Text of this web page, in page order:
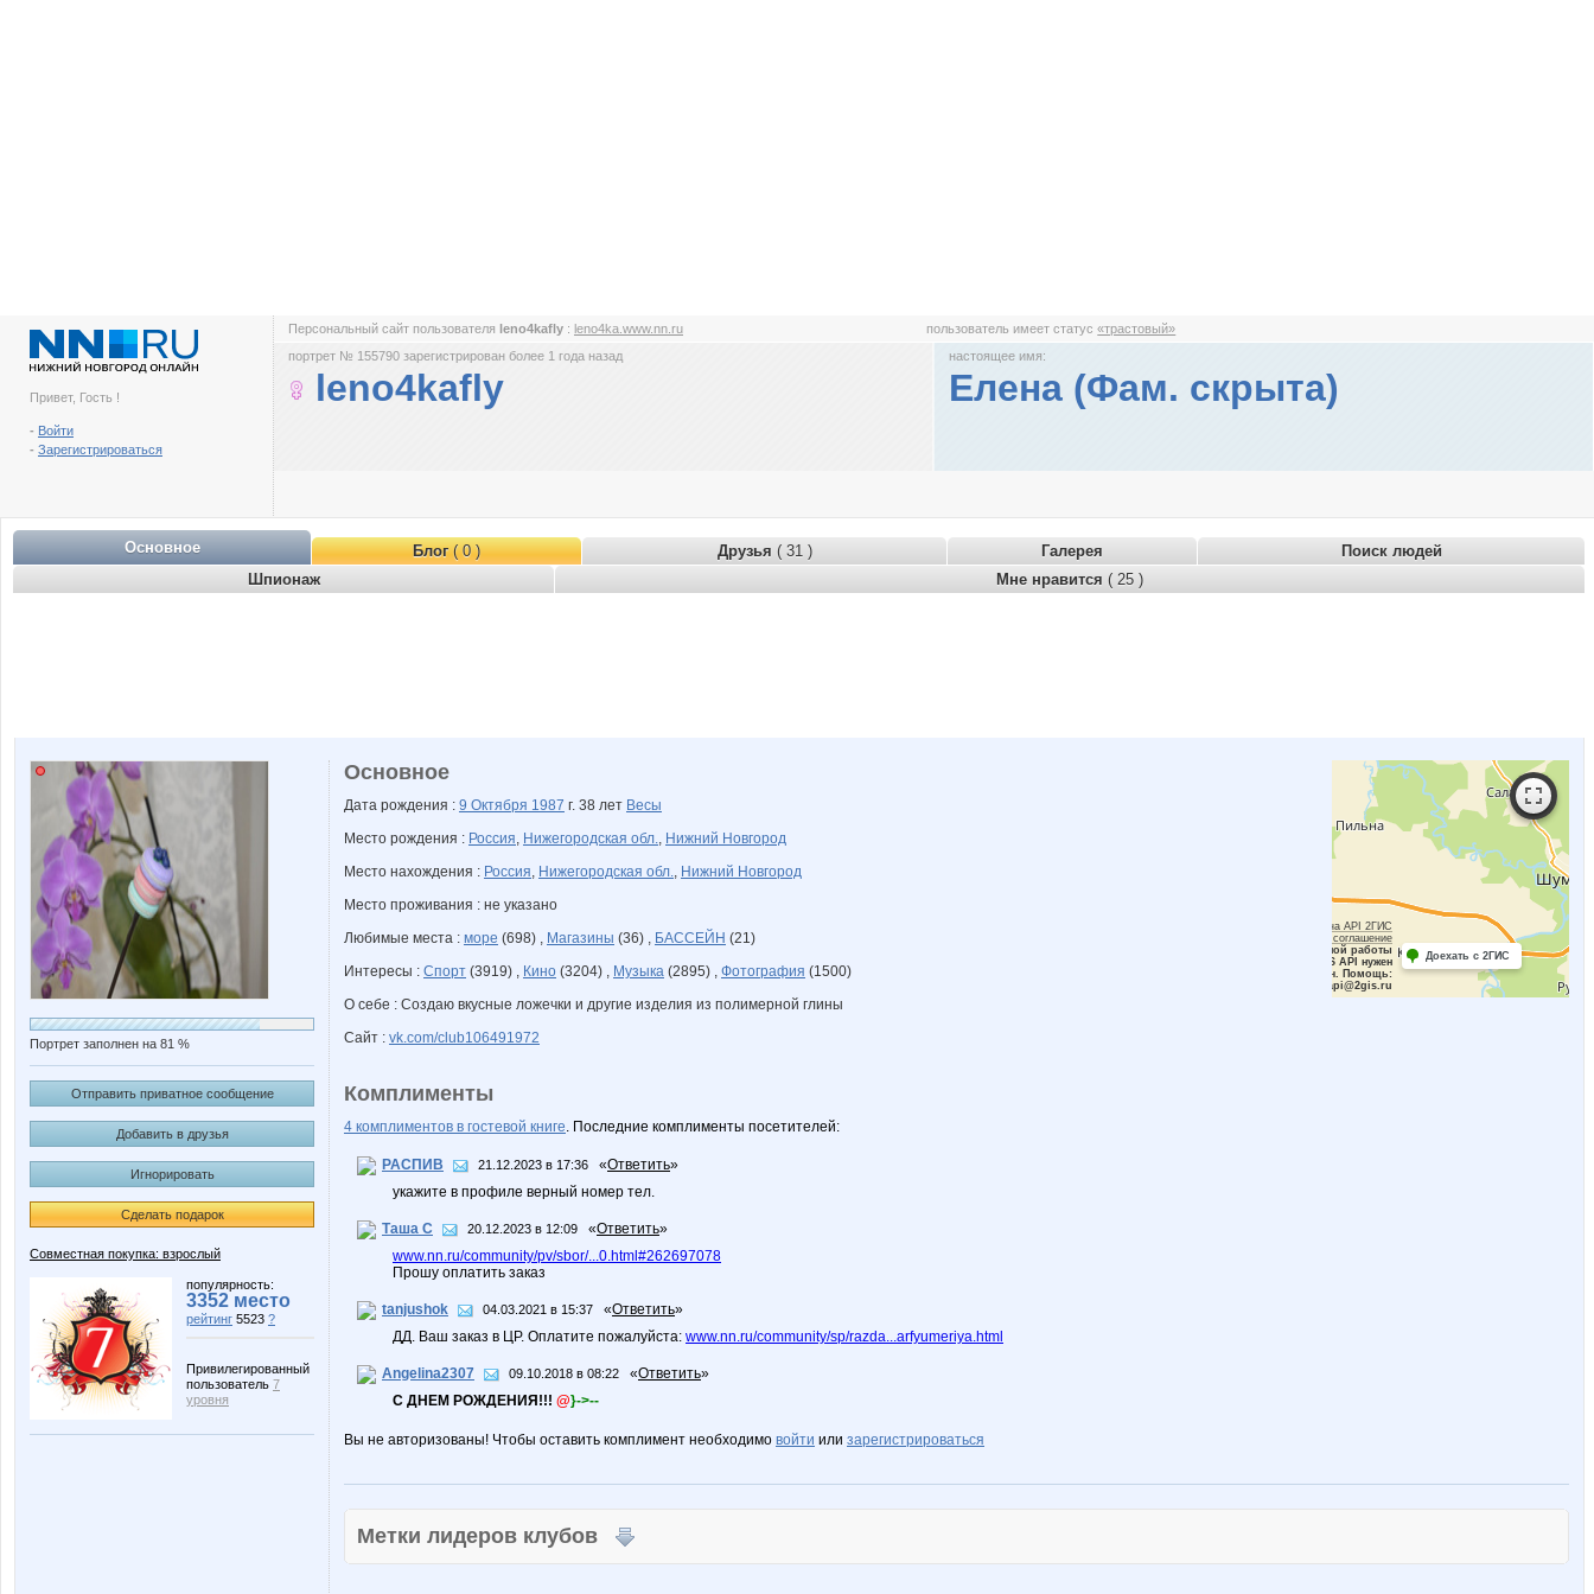
Привет, Гость !
- Войти
- Зарегистрироваться
Персональный сайт пользователя leno4kafly : leno4ka.www.nn.ru пользователь имеет статус«трастовый»
портрет № 155790 зарегистрирован более 1 года назад
leno4kafly
настоящее имя:
Елена (Фам. скрыта)
Основное Блог( 0 ) Друзья ( 31 ) Галерея
Поиск людей
Шпионаж
Мне нравится ( 25 )
Портрет заполнен на 81 %
Отправить приватное сообщение
Добавить в друзья
Игнорировать
Сделать подарок
Совместная покупка: взрослый
популярность:
3352 место
рейтинг 5523 ?
Привилегированный
пользователь 7
уровня
Работает на API 2ГИС
Лицензионное соглашение
Для корректной работы
Raster JS API нужен
ключ. Помощь:
api@2gis.ru
Доехать с 2ГИС
Основное
Дата рождения : 9 Октября 1987 г. 38 лет Весы
Место рождения : Россия, Нижегородская обл., Нижний Новгород
Место нахождения : Россия, Нижегородская обл., Нижний Новгород
Место проживания : не указано
Любимые места : море (698) , Магазины (36) , БАССЕЙН (21)
Интересы : Спорт (3919) , Кино (3204) , Музыка (2895) , Фотография (1500)
О себе : Создаю вкусные ложечки и другие изделия из полимерной глины
Сайт : vk.com/club106491972
Комплименты
4 комплиментов в гостевой книге. Последние комплименты посетителей:
РАСПИВ 21.12.2023 в 17:36 «Ответить»
укажите в профиле верный номер тел.
Таша С 20.12.2023 в 12:09 «Ответить»
www.nn.ru/community/pv/sbor/...0.html#262697078
Прошу оплатить заказ
tanjushok 04.03.2021 в 15:37 «Ответить»
ДД. Ваш заказ в ЦР. Оплатите пожалуйста: www.nn.ru/community/sp/razda...arfyumeriya.html
Angelina2307 09.10.2018 в 08:22 «Ответить»
С ДНЕМ РОЖДЕНИЯ!!! @}->--
Вы не авторизованы! Чтобы оставить комплимент необходимо войти или зарегистрироваться
Метки лидеров клубов